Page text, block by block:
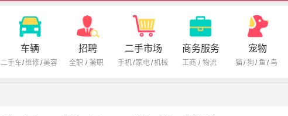
车辆
二手车/维修/美容
招聘
全职 / 兼职
二手市场
手机/ 家电/机械
商务服务
工商 / 物流
宠物
猫/ 狗 / 鱼 / 鸟